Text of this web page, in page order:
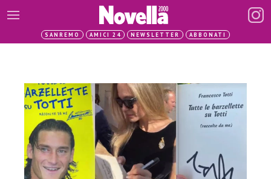
SANREMO AMICI 24 NEWSLETTER ABBONATI